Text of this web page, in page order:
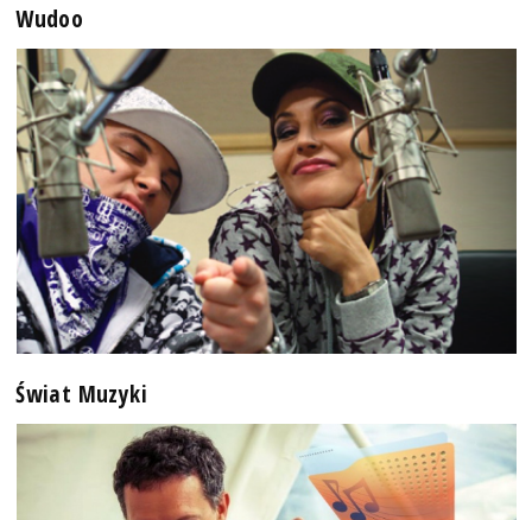
Wudoo
Świat Muzyki